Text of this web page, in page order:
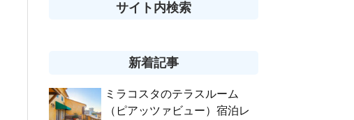
サイト内検索
新着記事
ミラコスタのテラスルーム
（ピアッツァビュー）宿泊レ